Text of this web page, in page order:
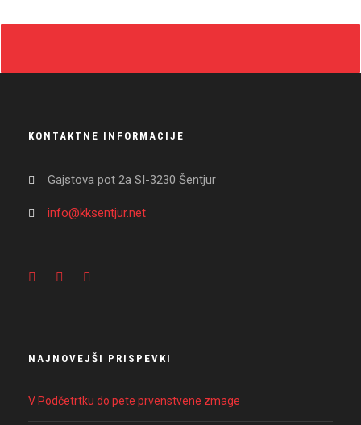
KONTAKTNE INFORMACIJE
Gajstova pot 2a SI-3230 Šentjur
info@kksentjur.net
NAJNOVEJŠI PRISPEVKI
V Podčetrtku do pete prvenstvene zmage